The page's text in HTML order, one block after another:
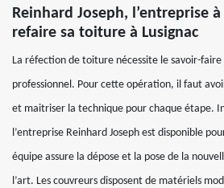
Reinhard Joseph, l’entreprise
refaire sa toiture à Lusignac
La réfection de toiture nécessite le savoir-faire
professionnel. Pour cette opération, il faut
et maitriser la technique pour chaque étape.
l’entreprise Reinhard Joseph est disponible
équipe assure la dépose et la pose de la
l’art. Les couvreurs disposent de matériels